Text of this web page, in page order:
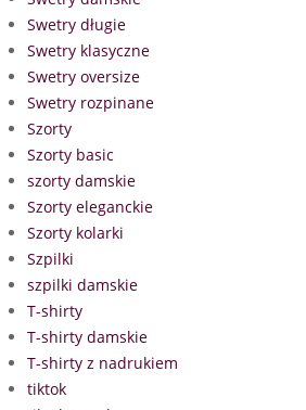
Swetry długie
Swetry klasyczne
Swetry oversize
Swetry rozpinane
Szorty
Szorty basic
szorty damskie
Szorty eleganckie
Szorty kolarki
Szpilki
szpilki damskie
T-shirty
T-shirty damskie
T-shirty z nadrukiem
tiktok